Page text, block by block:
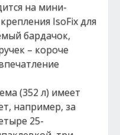
на мини-
IsoFix для
бардачок,
– короче
(352 л) имеет
например, за
25-